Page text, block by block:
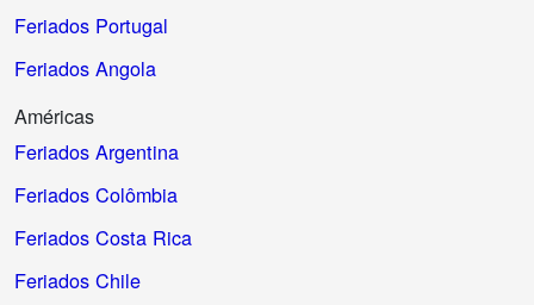
Feriados Portugal
Feriados Angola
Américas
Feriados Argentina
Feriados Colômbia
Feriados Costa Rica
Feriados Chile